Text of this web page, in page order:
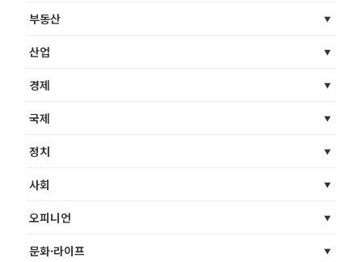
부동산
산업
경제
국제
정치
사회
오피니언
문화·라이프